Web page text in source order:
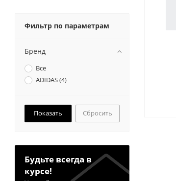
Фильтр по параметрам
Бренд
Все
ADIDAS (4)
Сбросить
Будьте всегда в
курсе!